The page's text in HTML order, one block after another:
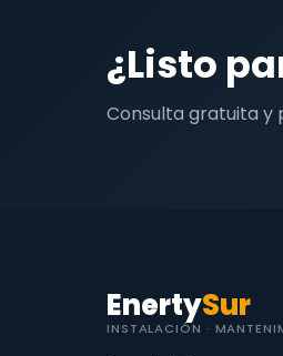
¿Listo
Consulta gratuita y
EnertySur
INSTALACIÓN ·